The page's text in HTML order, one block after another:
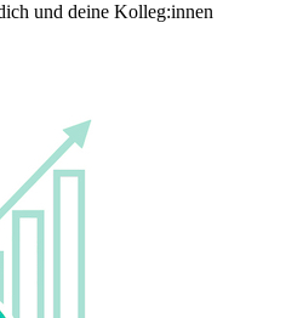
und deine Kolleg:innen